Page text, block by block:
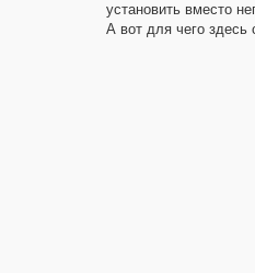
установить вместо
А вот для чего здесь